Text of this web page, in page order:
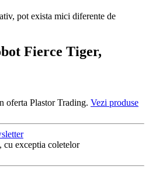
pot exista mici diferente de
Fierce Tiger,
oferta Plastor Trading. Vezi produse
cu exceptia coletelor